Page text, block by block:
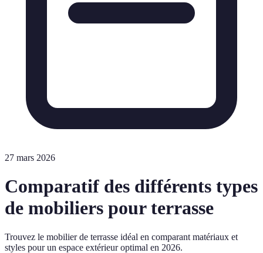
27 mars 2026
Comparatif des différents types
de mobiliers pour terrasse
Trouvez le mobilier de terrasse idéal en comparant matériaux et
styles pour un espace extérieur optimal en 2026.